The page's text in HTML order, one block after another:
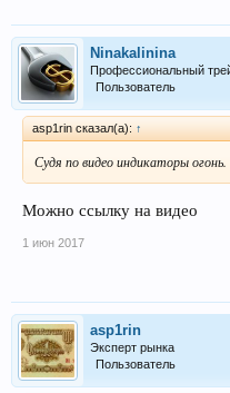
Ninakalinina
Профессиональный
Пользователь
asp1rin сказал(а): ↑
Судя по видео индикаторы огонь.
Можно ссылку на видео
1 июн 2017
asp1rin
Эксперт рынка
Пользователь